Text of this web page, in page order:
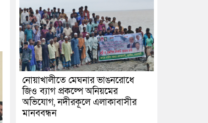
নোয়াখালীতে মেঘনার ভাঙনরোধে
জিও ব্যাগ প্রকল্পে অনিয়মের
অভিযোগ, নদীরকূলে এলাকাবাসীর
মানববন্ধন